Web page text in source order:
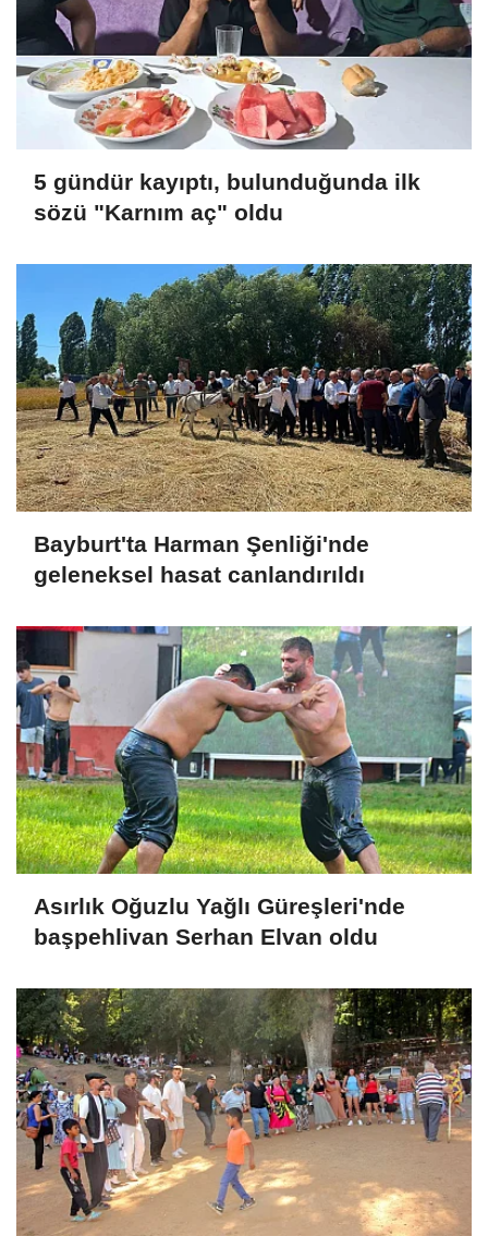
5 gündür kayıptı, bulunduğunda ilk
sözü "Karnım aç" oldu
Bayburt'ta Harman Şenliği'nde
geleneksel hasat canlandırıldı
Asırlık Oğuzlu Yağlı Güreşleri'nde
başpehlivan Serhan Elvan oldu